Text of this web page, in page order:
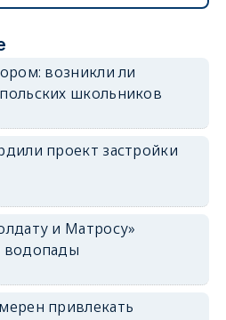
возникли ли
школьников
проект застройки
и Матросу»
водопады
привлекать